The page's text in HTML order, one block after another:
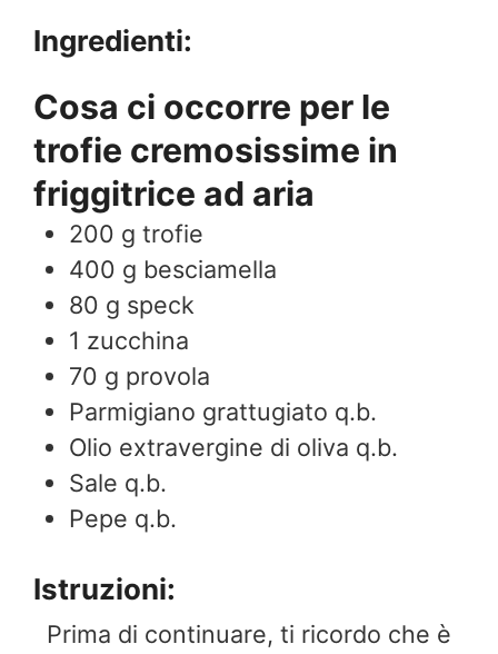
Ingredienti:
Cosa ci occorre per le
trofie cremosissime in
friggitrice ad aria
200 g trofie
400 g besciamella
80 g speck
1 zucchina
70 g provola
Parmigiano grattugiato q.b.
Olio extravergine di oliva q.b.
Sale q.b.
Pepe q.b.
Istruzioni:
Prima di continuare, ti ricordo che è